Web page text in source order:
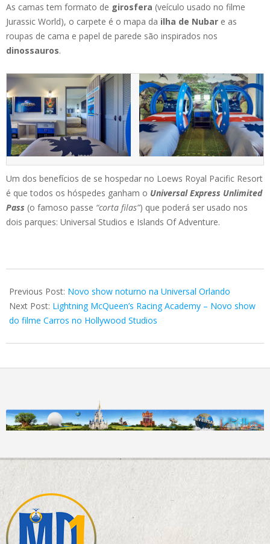
As camas tem formato de girosfera (veículo usado no filme
Jurassic World), o carpete é o mapa da ilha de Nubar e as
roupas de cama e papel de parede são inspirados nos
dinossauros.
Um dos benefícios de se hospedar no Loews Royal Pacific Resort
é que todos os hóspedes ganham o Universal Express Unlimited
Pass (o famoso passe “corta filas”) que poderá ser usado nos
dois parques: Universal Studios e Islands Of Adventure.
06-
26
Previous Post: Novo show noturno na Universal Orlando
Next Post: Lightning McQueen’s Racing Academy – Novo show
do filme Carros no Hollywood Studios